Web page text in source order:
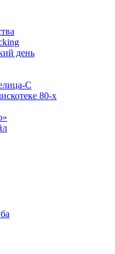
день
С
80-х